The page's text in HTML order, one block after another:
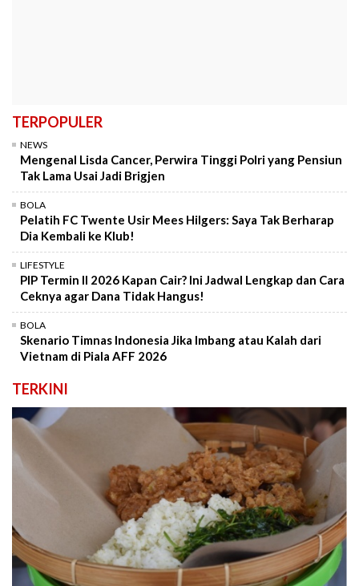
TERPOPULER
NEWS
Mengenal Lisda Cancer, Perwira Tinggi Polri yang Pensiun
Tak Lama Usai Jadi Brigjen
BOLA
Pelatih FC Twente Usir Mees Hilgers: Saya Tak Berharap
Dia Kembali ke Klub!
LIFESTYLE
PIP Termin II 2026 Kapan Cair? Ini Jadwal Lengkap dan Cara
Ceknya agar Dana Tidak Hangus!
BOLA
Skenario Timnas Indonesia Jika Imbang atau Kalah dari
Vietnam di Piala AFF 2026
TERKINI